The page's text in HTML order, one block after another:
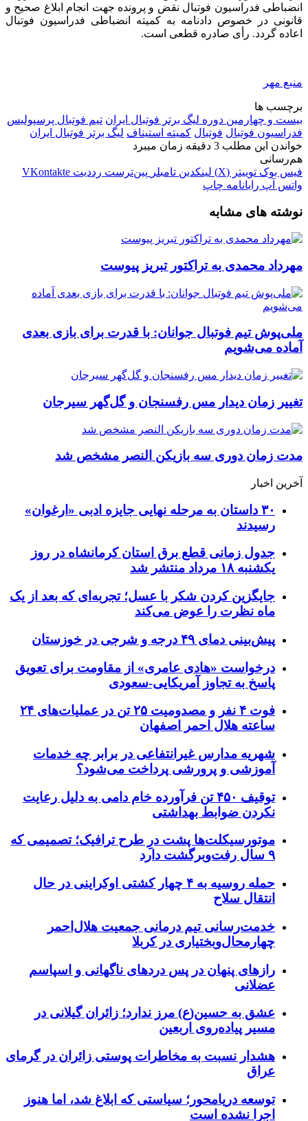
انضباطی فدراسیون فوتبال نقض و پرونده جهت انجام ابلاغ صحیح و
قانونی در خصوص دادنامه به کمیته انضباطی فدراسیون فوتبال
اعاده گردد. رأی صادره قطعی است.
منبع مهر
برچسب ها
بیست و چهارمین دوره لیگ برتر فوتبال ایران تیم فوتبال پرسپولیس
فدراسیون فوتبال فوتبال کمیته استیناف لیگ برتر فوتبال ایران
خواندن این مطلب 3 دقیقه زمان میبرد
هم‌رسانی
فیس بوک توییتر (X) لینکدین ‫تامبلر ‫پین‌ترست ‫رددیت ‫VKontakte
واتس آپ رایانامه چاپ
نوشته های مشابه
مهرداد محمدی به تراکتور تبریز پیوست
ملی‌پوش تیم فوتبال جوانان: با قدرت برای بازی بعدی
آماده می‌شویم
تغییر زمان دیدار مس رفسنجان و گل‌گهر سیرجان
مدت زمان دوری سه بازیکن النصر مشخص شد
آخرین اخبار
۳۰ داستان به مرحله نهایی جایزه ادبی «ارغوان»
رسیدند
جدول زمانی قطع برق استان کرمانشاه در روز
یکشنبه ۱۸ مرداد منتشر شد
جایگزین کردن شکر با عسل؛ تجربه‌ای که بعد از یک
ماه نظرت را عوض می‌کند
پیش‌بینی دمای ۴۹ درجه و شرجی در خوزستان
درخواست «هادی عامری» از مقاومت برای تعویق
پاسخ به تجاوز آمریکایی-سعودی
فوت ۴ نفر و مصدومیت ۲۵ تن در عملیات‌های ۲۴
ساعته هلال احمر اصفهان
شهریه مدارس غیرانتفاعی در برابر چه خدمات
آموزشی و پرورشی پرداخت می‌شود؟
توقیف ۴۵۰ تن فرآورده خام دامی به دلیل رعایت
نکردن ضوابط بهداشتی
موتورسیکلت‌ها پشت درِ طرح ترافیک؛ تصمیمی که
۹ سال رفت‌وبرگشت دارد
حمله روسیه به ۴ چهار کشتی اوکراینی در حال
انتقال سلاح
خدمت‌رسانی تیم درمانی جمعیت هلال‌احمر
چهارمحال‌وبختیاری در کربلا
رازهای پنهان در پس دردهای ناگهانی و اسپاسم
عضلانی
عشق به حسین(ع) مرز ندارد؛ زائران گیلانی در
مسیر پیاده‌روی اربعین
هشدار نسبت به مخاطرات پوستی زائران در گرمای
عراق
توسعه دریامحور؛ سیاستی که ابلاغ شد، اما هنوز
اجرا نشده است